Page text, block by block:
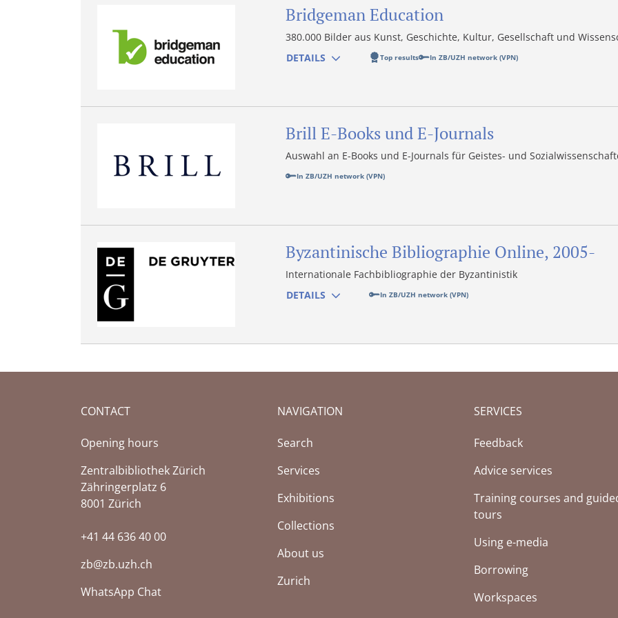
Bridgeman Education
380.000 Bilder aus Kunst, Geschichte, Kultur, Gesellschaft und
DETAILS
Top results In ZB/UZH network (VPN)
Brill E-Books und E-Journals
Auswahl an E-Books und E-Journals für Geistes- und
In ZB/UZH network (VPN)
Byzantinische Bibliographie Online, 2005-
Internationale Fachbibliographie der Byzantinistik
DETAILS
In ZB/UZH network (VPN)
CONTACT
Opening hours
Zentralbibliothek Zürich
Zähringerplatz 6
8001 Zürich
+41 44 636 40 00
zb@zb.uzh.ch
WhatsApp Chat
NAVIGATION
Search
Services
Exhibitions
Collections
About us
Zurich
SERVICES
Feedback
Advice services
Training courses and
tours
Using e-media
Borrowing
Workspaces